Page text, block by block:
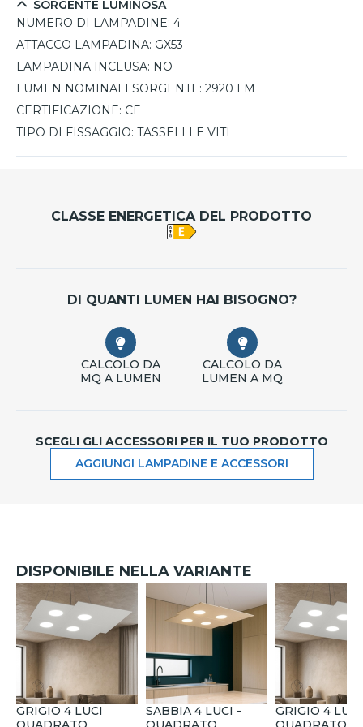
SORGENTE LUMINOSA
NUMERO DI LAMPADINE: 4
ATTACCO LAMPADINA: GX53
LAMPADINA INCLUSA: NO
LUMEN NOMINALI SORGENTE: 2920 LM
CERTIFICAZIONE: CE
TIPO DI FISSAGGIO: TASSELLI E VITI
CLASSE ENERGETICA DEL PRODOTTO
DI QUANTI LUMEN HAI BISOGNO?
CALCOLO DA
MQ A LUMEN
CALCOLO DA
LUMEN A MQ
SCEGLI GLI ACCESSORI PER IL TUO PRODOTTO
AGGIUNGI LAMPADINE E ACCESSORI
DISPONIBILE NELLA VARIANTE
GRIGIO 4 LUCI
SABBIA 4 LUCI -
GRIGIO 4 LUCI